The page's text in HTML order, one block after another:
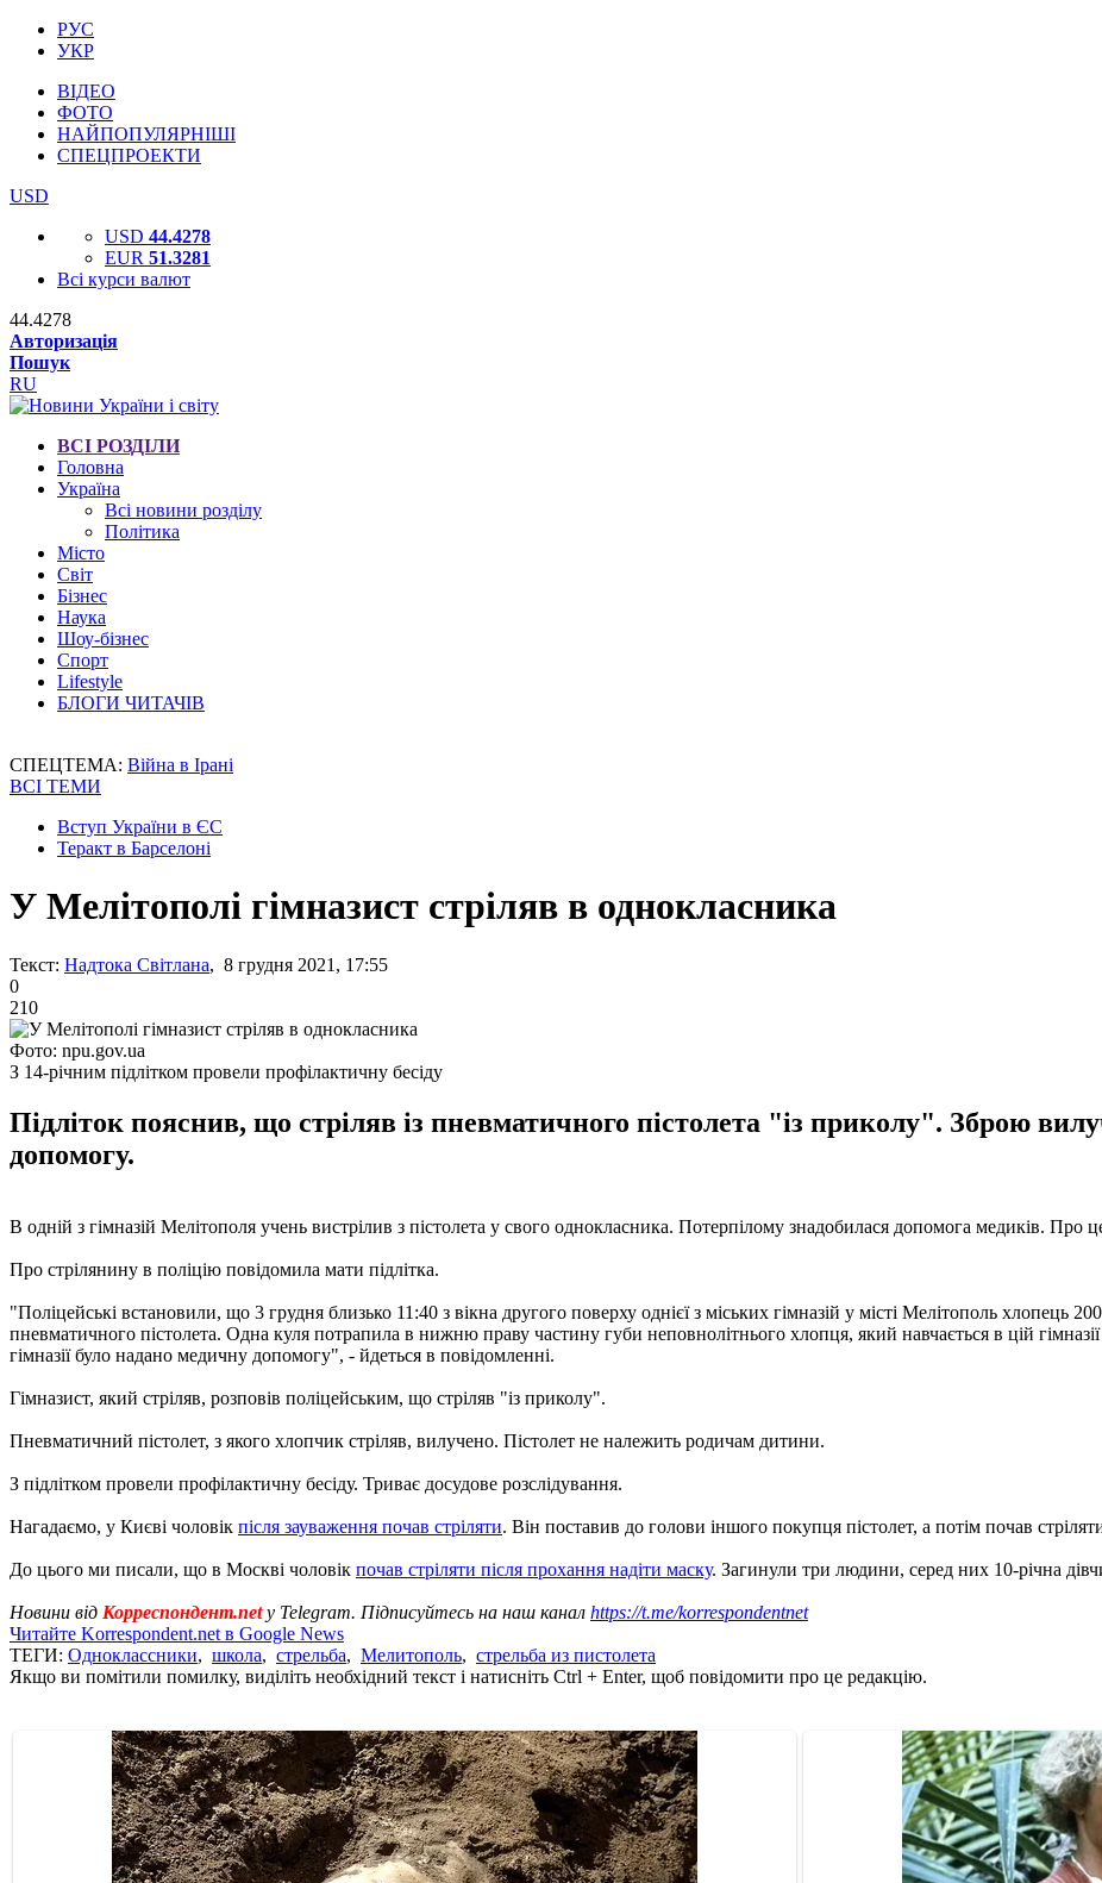
РУС
УКР
ВІДЕО
ФОТО
НАЙПОПУЛЯРНІШІ
СПЕЦПРОЕКТИ
USD
USD 44.4278
EUR 51.3281
Всі курси валют
44.4278
Авторизація
Пошук
RU
ВСІ РОЗДІЛИ
Головна
Україна
Всі новини розділу
Політика
Місто
Світ
Бізнес
Наука
Шоу-бізнес
Спорт
Lifestyle
БЛОГИ ЧИТАЧІВ
СПЕЦТЕМА: Війна в Ірані
ВСІ ТЕМИ
Вступ України в ЄС
Теракт в Барселоні
У Мелітополі гімназист стріляв в однокласника
Текст: Надтока Світлана, 8 грудня 2021, 17:55
0
210
Фото: npu.gov.ua
З 14-річним підлітком провели профілактичну бесіду
Підліток пояснив, що стріляв із пневматичного пістолета "із приколу". Зброю
допомогу.
В одній з гімназій Мелітополя учень вистрілив з пістолета у свого однокласника. Потерпілому знадобилася допомога медиків. Про
Про стрілянину в поліцію повідомила мати підлітка.
"Поліцейські встановили, що 3 грудня близько 11:40 з вікна другого поверху однієї з міських гімназій у місті Мелітополь хлопець
пневматичного пістолета. Одна куля потрапила в нижню праву частину губи неповнолітнього хлопця, який навчається в цій гімназії
гімназії було надано медичну допомогу", - йдеться в повідомленні.
Гімназист, який стріляв, розповів поліцейським, що стріляв "із приколу".
Пневматичний пістолет, з якого хлопчик стріляв, вилучено. Пістолет не належить родичам дитини.
З підлітком провели профілактичну бесіду. Триває досудове розслідування.
Нагадаємо, у Києві чоловік після зауваження почав стріляти. Він поставив до голови іншого покупця пістолет, а потім почав
До цього ми писали, що в Москві чоловік почав стріляти після прохання надіти маску. Загинули три людини, серед них 10-річна
Новини від Корреспондент.netу Telegram. Підписуйтесь на наш канал https://t.me/korrespondentnet
Читайте Korrespondent.net в Google News
ТЕГИ: Одноклассники, школа, стрельба, Мелитополь, стрельба из пистолета
Якщо ви помітили помилку, виділіть необхідний текст і натисніть Ctrl + Enter, щоб повідомити про це редакцію.